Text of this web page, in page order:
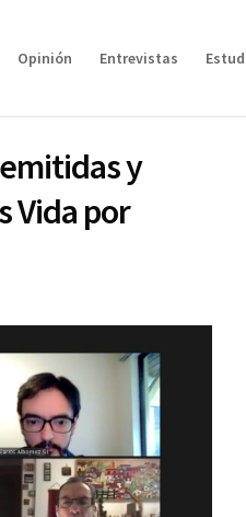
Opinión Entrevistas
y
Vida por